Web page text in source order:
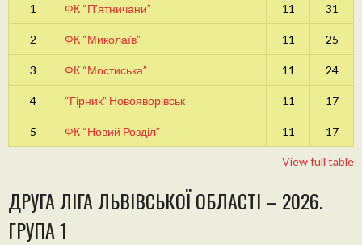
1 ФК “П’ятничани” 11 31
2 ФК “Миколаїв” 11 25
3 ФК “Мостиська” 11 24
4 “Гірник” Новояворівськ 11 17
5 ФК “Новий Розділ” 11 17
View full table
ДРУГА ЛІГА ЛЬВІВСЬКОЇ ОБЛАСТІ – 2026.
ГРУПА 1